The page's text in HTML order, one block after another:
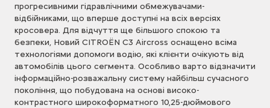
прогресивними гідравлічними обмежувачами-
відбійниками, що вперше доступні на всіх версіях
кросовера. Для відчуття ще більшого спокою та
безпеки, Новий CITROЁN C3 Aircross оснащено всіма
технологіями допомоги водію, які клієнти очікують від
автомобілів цього сегмента. Особливо варто відзначити
інформаційно-розважальну систему найбільш сучасного
покоління, що побудована на основі високо-
контрастного широкоформатного 10,25-дюймового